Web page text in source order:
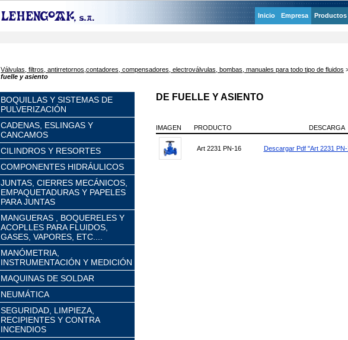
Inicio Empresa Productos
Válvulas, filtros, antirretornos,contadores, compensadores, electroválvulas, bombas, manuales para todo tipo de fluidos
fuelle y asiento
BOQUILLAS Y SISTEMAS DE
PULVERIZACIÓN
CADENAS, ESLINGAS Y
CANCAMOS
CILINDROS Y RESORTES
COMPONENTES HIDRÁULICOS
JUNTAS, CIERRES MECÁNICOS,
EMPAQUETADURAS Y PAPELES
PARA JUNTAS
MANGUERAS , BOQUERELES Y
ACOPLLES PARA FLUIDOS,
GASES, VAPORES, ETC....
MANÓMETRIA,
INSTRUMENTACIÓN Y MEDICIÓN
MAQUINAS DE SOLDAR
NEUMÁTICA
SEGURIDAD, LIMPIEZA,
RECIPIENTES Y CONTRA
INCENDIOS
DE FUELLE Y ASIENTO
IMAGEN PRODUCTO DESCARGA
Art 2231 PN-16 Descargar Pdf "Art 2231